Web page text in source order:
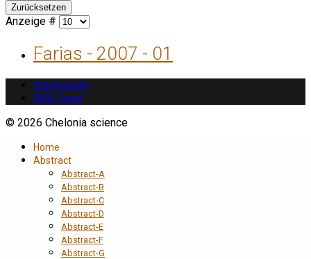
Zurücksetzen
Anzeige #
Farias - 2007 - 01
Impressum
RSS Feed
© 2026 Chelonia science
Home
Abstract
Abstract-A
Abstract-B
Abstract-C
Abstract-D
Abstract-E
Abstract-F
Abstract-G